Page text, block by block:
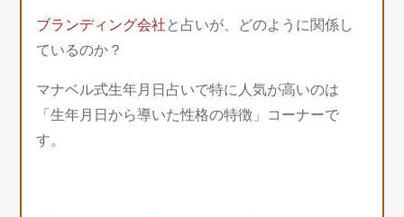
ブランディング会社 と占いが、どのように関係し
ているのか？
マナベル式生年月日占いで特に人気が高いのは
「生年月日から導いた性格の特徴」コーナーで
す。